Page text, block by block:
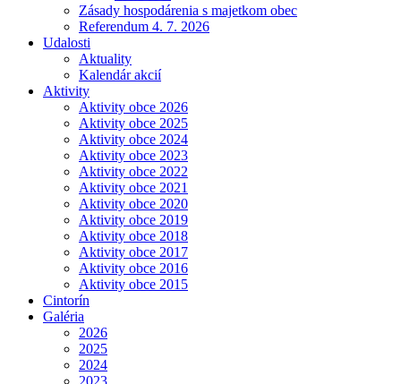
Zásady hospodárenia s majetkom obec
Referendum 4. 7. 2026
Udalosti
Aktuality
Kalendár akcií
Aktivity
Aktivity obce 2026
Aktivity obce 2025
Aktivity obce 2024
Aktivity obce 2023
Aktivity obce 2022
Aktivity obce 2021
Aktivity obce 2020
Aktivity obce 2019
Aktivity obce 2018
Aktivity obce 2017
Aktivity obce 2016
Aktivity obce 2015
Cintorín
Galéria
2026
2025
2024
2023